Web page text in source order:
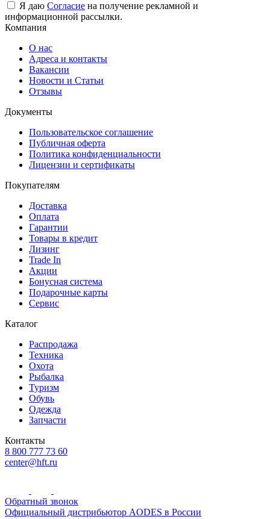
Я даю Согласие на получение рекламной и
информационной рассылки.
Компания
О нас
Адреса и контакты
Вакансии
Новости и Статьи
Отзывы
Документы
Пользовательское соглашение
Публичная оферта
Политика конфиденциальности
Лицензии и сертификаты
Покупателям
Доставка
Оплата
Гарантии
Товары в кредит
Лизинг
Trade In
Акции
Бонусная система
Подарочные карты
Сервис
Каталог
Распродажа
Техника
Охота
Рыбалка
Туризм
Обувь
Одежда
Запчасти
Контакты
8 800 777 73 60
center@hft.ru
Обратный звонок
Официальный дистрибьютор AODES в России